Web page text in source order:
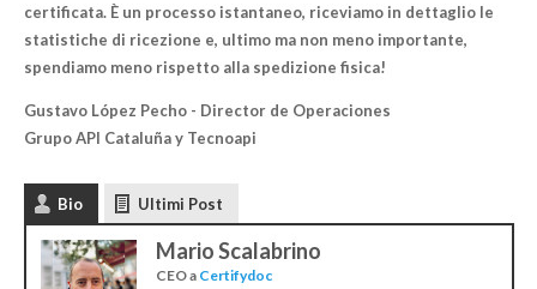
certificata. È un processo istantaneo, riceviamo in dettaglio le
statistiche di ricezione e, ultimo ma non meno importante,
spendiamo meno rispetto alla spedizione fisica!
Gustavo López Pecho - Director de Operaciones
Grupo API Cataluña y Tecnoapi
Bio Ultimi Post
Mario Scalabrino
CEOa Certifydoc